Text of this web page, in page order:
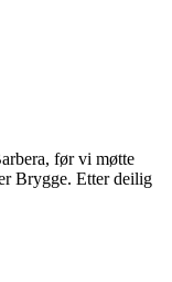
før vi møtte
Brygge. Etter deilig